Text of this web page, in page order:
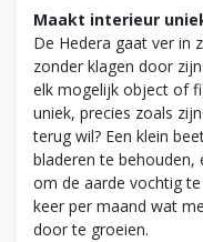
Maakt interieur
De Hedera gaat ver in
zonder klagen door
elk mogelijk object of
uniek, precies zoals
terug wil? Een klein
bladeren te behouden,
om de aarde vochtig
keer per maand wat
door te groeien.